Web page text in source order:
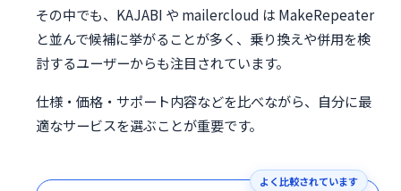
その中でも、KAJABI や mailercloud は MakeRepeater
と並んで候補に挙がることが多く、乗り換えや併用を検
討するユーザーからも注目されています。
仕様・価格・サポート内容などを比べながら、自分に最
適なサービスを選ぶことが重要です。
よく比較されています